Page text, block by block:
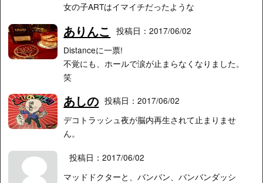
女の子ARTはイマイチだったような
ありんこ
投稿日：2017/06/02
Distanceに一票!
不覚にも、ホールで涙が止まらなくなりました。
笑
あしの 投稿日：2017/06/02
デコトラッシュ夜が脳内再生されて止まりませ
ん。
投稿日：2017/06/02
マッドドクターと、バンバン、バンバンダッシ